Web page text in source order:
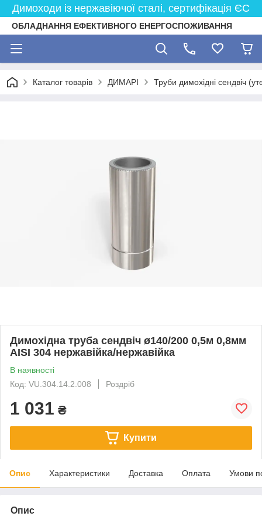
Димоходи із нержавіючої сталі, сертифікація ЄС
ОБЛАДНАННЯ ЕФЕКТИВНОГО ЕНЕРГОСПОЖИВАННЯ
Каталог товарів ДИМАРІ Труби димохідні сендвіч
Димохідна труба сендвіч ø140/200 0,5м 0,8мм
AISI 304 нержавійка/нержавійка
В наявності
Код: VU.304.14.2.008
Роздріб
1 031 ₴
Купити
Опис Характеристики Доставка Оплата Умови
Опис